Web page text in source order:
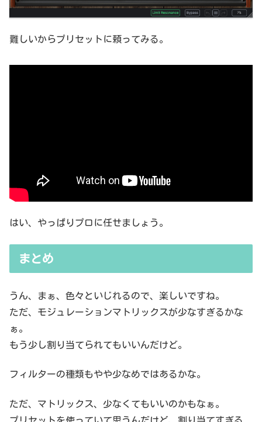
難しいからプリセットに頼ってみる。
はい、やっぱりプロに任せましょう。
まとめ
うん、まぁ、色々といじれるので、楽しいですね。
ただ、モジュレーションマトリックスが少なすぎるかな
ぁ。
もう少し割り当てられてもいいんだけど。
フィルターの種類もやや少なめではあるかな。
ただ、マトリックス、少なくてもいいのかもなぁ。
プリセットを使っていて思うんだけど、割り当てすぎる